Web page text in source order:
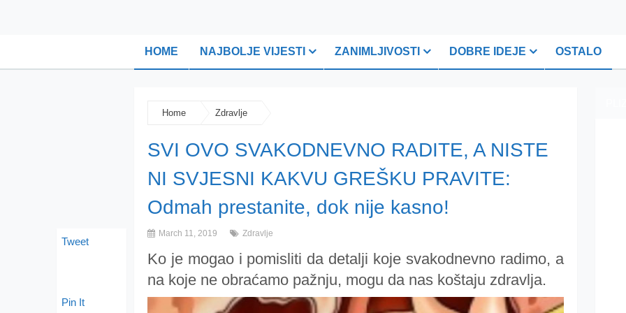
HOME NAJBOLJE VIJESTI ZANIMLJIVOSTI DOBRE IDEJE OSTALO
Home Zdravlje
SVI OVO SVAKODNEVNO RADITE, A NISTE
NI SVJESNI KAKVU GREŠKU PRAVITE:
Odmah prestanite, dok nije kasno!
March 11, 2019 Zdravlje
Ko je mogao i pomisliti da detalji koje svakodnevno radimo, a
na koje ne obraćamo pažnju, mogu da nas koštaju zdravlja.
Tweet
Pin It